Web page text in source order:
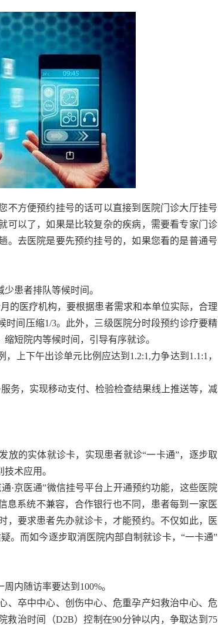
不方便预约挂号的话可以直接到医院门诊大厅挂号
可以了，如果是比较复杂的疾病，需要看专家门诊
。去医院是要先预约挂号的，如果您看的是普通号
患者排队等候时间。
的医疗机构，要根据患者需求和本单位实际，合理
间压缩1/3。此外，三级医院分时段预约诊疗要精
短院内等候时间，引导有序就诊。
上下午出诊单元比例应达到1.2:1,力争达到1.1:1，
务，实现移动支付、检验检查结果线上推送等，减
放的实体就诊卡，实现患者就诊“一卡通”，逐步取
术应用。
·京医通”微信挂号平台上开通预约功能，这些医院
息系统不兼容，合作银行也不同，患者每到一家医
，要求患者先办就诊卡，才能预约。不仅如此，医
。而如今逐步取消医院内部自制就诊卡，“一卡通”
内随访率要达到100%。
、卒中中心、创伤中心、危重孕产妇救治中心、危
救治时间（D2B）控制在90分钟以内，争取达到75